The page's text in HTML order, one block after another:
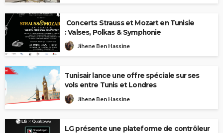
Concerts Strauss et Mozart en Tunisie
: Valses, Polkas & Symphonie
Jihene Ben Hassine
Tunisair lance une offre spéciale sur ses
vols entre Tunis et Londres
Jihene Ben Hassine
LG présente une plateforme de contrôleur